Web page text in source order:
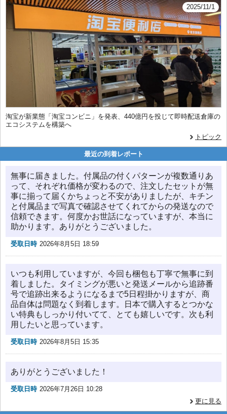
2025/11/1
淘宝が新業態「淘宝コンビニ」を発表、440億円を投じて即時配送倉庫の
エコシステムを構築へ
トピック
最近の到着レポート
無事に届きました。付属品の付くパターンが複数通りあ
って、それぞれ価格が変わるので、注文したセットが無
事に揃って届くかちょっと不安がありましたが、キチン
と付属品まで写真で確認させてくれてからの発送なので
信頼できます。何度かお世話になっていますが、本当に
助かります。ありがとうございました。
受取日時 2026年8月5日 18:59
いつも利用していますが、今回も梱包も丁寧で無事に到
着しました。タイミングが悪いと発送メールから追跡番
号で追跡出来るようになるまで5日程掛かりますが、商
品自体は問題なく到着します。日本で購入するとつかな
い特典もしっかり付いてて、とても嬉しいです。次も利
用したいと思っています。
受取日時 2026年8月5日 15:35
ありがとうございました！
受取日時 2026年7月26日 10:28
更に見る